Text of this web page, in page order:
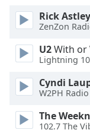
Opacity
Text
Background
Opacity
Rick Astley
ZenZon
U2With or
Lightning
Cyndi
W2PH Radio
The
102.7 The